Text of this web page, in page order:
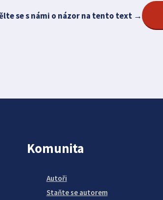
se s námi o názor na tento text →
Komunita
Autoři
Staňte se autorem